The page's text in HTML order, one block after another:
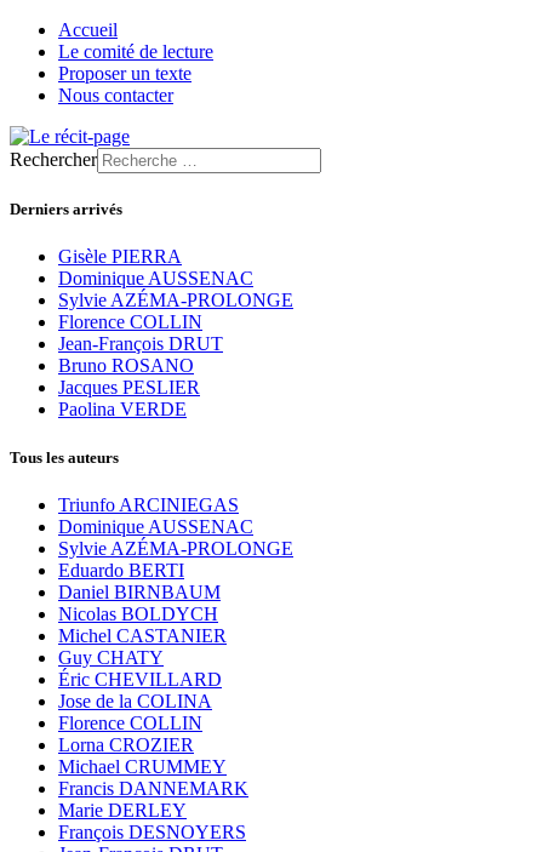
Accueil
Le comité de lecture
Proposer un texte
Nous contacter
Rechercher
Derniers arrivés
Gisèle PIERRA
Dominique AUSSENAC
Sylvie AZÉMA-PROLONGE
Florence COLLIN
Jean-François DRUT
Bruno ROSANO
Jacques PESLIER
Paolina VERDE
Tous les auteurs
Triunfo ARCINIEGAS
Dominique AUSSENAC
Sylvie AZÉMA-PROLONGE
Eduardo BERTI
Daniel BIRNBAUM
Nicolas BOLDYCH
Michel CASTANIER
Guy CHATY
Éric CHEVILLARD
Jose de la COLINA
Florence COLLIN
Lorna CROZIER
Michael CRUMMEY
Francis DANNEMARK
Marie DERLEY
François DESNOYERS